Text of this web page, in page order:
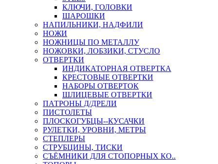
КЛЮЧИ, ГОЛОВКИ
ШАРОШКИ
НАПИЛЬНИКИ, НАДФИЛИ
НОЖИ
НОЖНИЦЫ ПО МЕТАЛЛУ
НОЖОВКИ, ЛОБЗИКИ, СТУСЛО
ОТВЕРТКИ
ИНДИКАТОРНАЯ ОТВЕРТКА
КРЕСТОВЫЕ ОТВЕРТКИ
НАБОРЫ ОТВЕРТОК
ШЛИЦЕВЫЕ ОТВЕРТКИ
ПАТРОНЫ Д/ДРЕЛИ
ПИСТОЛЕТЫ
ПЛОСКОГУБЦЫ--КУСАЧКИ
РУЛЕТКИ, УРОВНИ, МЕТРЫ
СТЕПЛЕРЫ
СТРУБЦИНЫ, ТИСКИ
СЪЁМНИКИ ДЛЯ СТОПОРНЫХ КО..